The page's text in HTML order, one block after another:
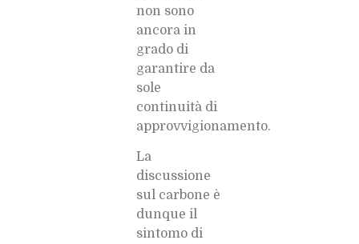
non sono
ancora in
grado di
garantire da
sole
continuità di
approvvigionamento.
La
discussione
sul carbone è
dunque il
sintomo di